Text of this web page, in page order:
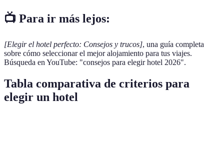
📺 Para ir más lejos:
[Elegir el hotel perfecto: Consejos y trucos], una guía completa
sobre cómo seleccionar el mejor alojamiento para tus viajes.
Búsqueda en YouTube: "consejos para elegir hotel 2026".
Tabla comparativa de criterios para
elegir un hotel